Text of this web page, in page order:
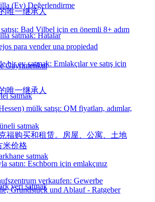
(Ev) Değerlendirme
satmak: Hatalar
Gayrimenkul
satmak
satmak
satmak
yeri satmak
Bad Vilbel için en önemli 8+ adım
bir ev satmak: Emlakçılar ve satış için
mülk satışı: QM fiyatları, adımlar,
satın: Eschborn için emlakçınız